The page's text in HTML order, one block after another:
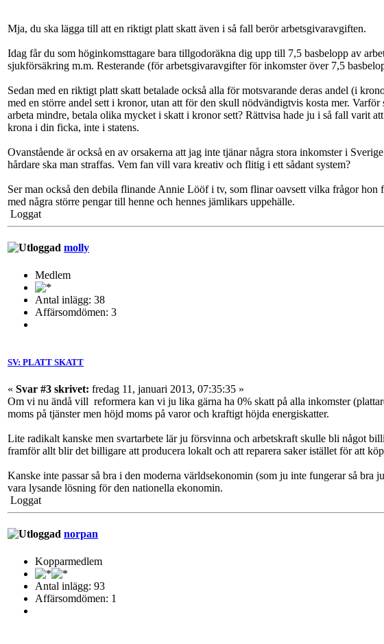
Mja, du ska lägga till att en riktigt platt skatt även i så fall berör arbetsgivaravgiften.
Idag får du som höginkomsttagare bara tillgodoräkna dig upp till 7,5 basbelopp av
sjukförsäkring m.m. Resterande (för arbetsgivaravgifter för inkomster över 7,5
Sedan med en riktigt platt skatt betalade också alla för motsvarande deras andel (i
med en större andel sett i kronor, utan att för den skull nödvändigtvis kosta mer.
arbeta mindre, betala olika mycket i skatt i kronor sett? Rättvisa hade ju i så fall varit
krona i din ficka, inte i statens.
Ovanstående är också en av orsakerna att jag inte tjänar några stora inkomster i
hårdare ska man straffas. Vem fan vill vara kreativ och flitig i ett sådant system?
Ser man också den debila flinande Annie Lööf i tv, som flinar oavsett vilka frågor hon
med några större pengar till henne och hennes jämlikars uppehälle.
Loggat
molly
Medlem
Antal inlägg: 38
Affärsomdömen: 3
SV: PLATT SKATT
« Svar #3 skrivet: fredag 11, januari 2013, 07:35:35 »
Om vi nu ändå vill reformera kan vi ju lika gärna ha 0% skatt på alla inkomster
moms på tjänster men höjd moms på varor och kraftigt höjda energiskatter.
Lite radikalt kanske men svartarbete lär ju försvinna och arbetskraft skulle bli något
framför allt blir det billigare att producera lokalt och att reparera saker istället för att
Kanske inte passar så bra i den moderna världsekonomin (som ju inte fungerar så
vara lysande lösning för den nationella ekonomin.
Loggat
norpan
Kopparmedlem
Antal inlägg: 93
Affärsomdömen: 1